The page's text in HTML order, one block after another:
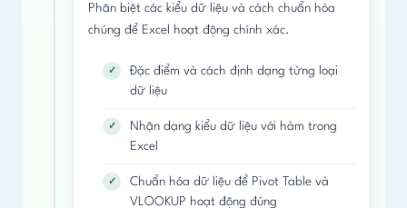
Phân biệt các kiểu dữ liệu và cách chuẩn hóa
chúng để Excel hoạt động chính xác.
Đặc điểm và cách định dạng từng loại
dữ liệu
Nhận dạng kiểu dữ liệu với hàm trong
Excel
Chuẩn hóa dữ liệu để Pivot Table và
VLOOKUP hoạt động đúng